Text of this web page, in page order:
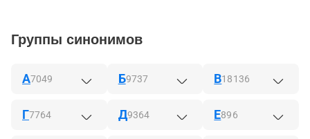
Группы синонимов
А7049
Г7764
Б9737
Д9364
В18136
Е896